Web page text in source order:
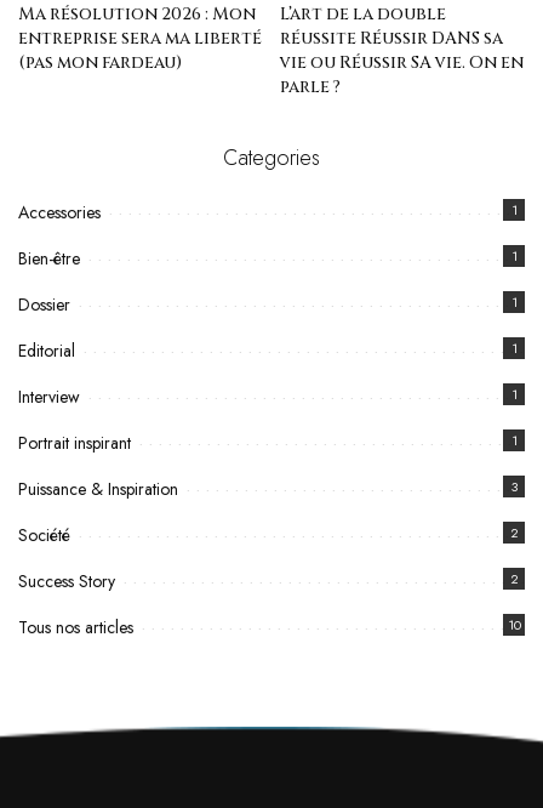
Ma résolution 2026 : Mon
entreprise sera ma liberté
(pas mon fardeau)
L’art de la double
réussite Réussir DANS sa
vie ou Réussir SA vie. On en
parle ?
Categories
Accessories 1
Bien-être 1
Dossier 1
Editorial 1
Interview 1
Portrait inspirant 1
Puissance & Inspiration 3
Société 2
Success Story 2
Tous nos articles 10